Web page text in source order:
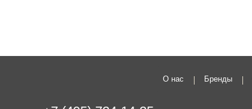
О нас Бренды